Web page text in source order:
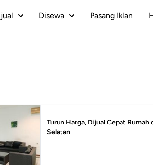
Disewa Pasang Iklan
Turun Harga, Dijual Cepat
Selatan